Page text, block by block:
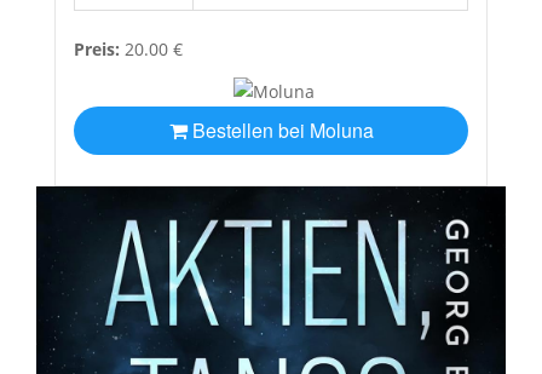
Preis: 20.00 €
Bestellen bei Moluna